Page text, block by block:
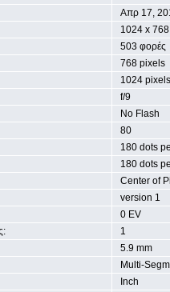
Aπρ 17,
1024 x 768
503 φορές
768 pixels
1024 pixels
f/9
No Flash
80
180 dots
180 dots
Center of
version 1
0 EV
1
5.9 mm
Multi-
Inch